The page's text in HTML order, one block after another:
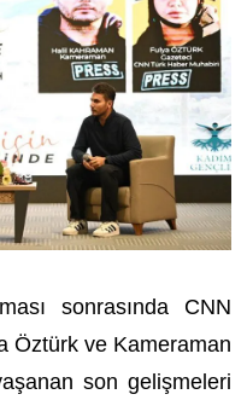
sonrasında CNN
Öztürk ve Kameraman
son gelişmeleri